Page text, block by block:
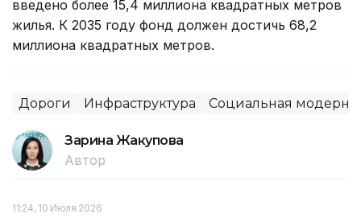
введено более 15,4 миллиона квадратных метров
жилья. К 2035 году фонд должен достичь 68,2
миллиона квадратных метров.
Дороги Инфраструктура Социальная
Зарина Жакупова
Автор
11:24, 10 Июля 2026